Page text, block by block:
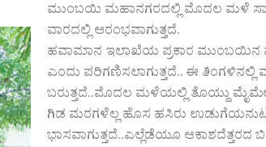
ಮುಂಬಯಿ ‌ಮಹಾನಗರದಲ್ಲಿ ಮೊದಲ ಮಳೆ
ವಾರದಲ್ಲಿ ಆರಂಭವಾಗುತ್ತದೆ.
ಹವಾಮಾನ ಇಲಾಖೆಯ ಪ್ರಕಾರ
ಎಂದು ಪರಿಗಣಿಸಲಾಗುತ್ತದೆ.. ಈ
ಬರುತ್ತದೆ..ಮೊದಲ ಮಳೆಯಲ್ಲಿ ತೊಯ್ದು
ಗಿಡ ಮರಗಳೆಲ್ಲ ಹೊಸ ಹಸಿರು
ಭಾಸವಾಗುತ್ತದೆ..ಎಲ್ಲೆಡೆಯೂ ಆಕಾಶದೆತ್ತರದ